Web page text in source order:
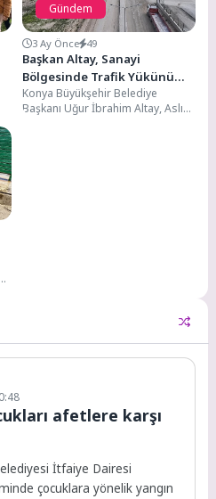
Gündem
3 Ay Önce 49
Başkan Altay, Sanayi
Bölgesinde Trafik Yükünü
Rahatlatacak 15 Kilometrelik
İki Yeni Caddede
Konya Büyükşehir Belediye
Başkanı Uğur İbrahim Altay, Aslım
afetlere karşı
İtfaiye Dairesi
çocuklara yönelik yangın